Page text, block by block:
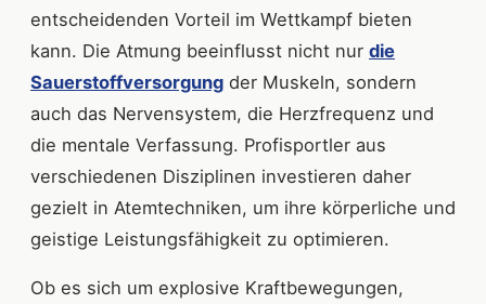
entscheidenden Vorteil im Wettkampf bieten
kann. Die Atmung beeinflusst nicht nur die
Sauerstoffversorgung der Muskeln, sondern
auch das Nervensystem, die Herzfrequenz und
die mentale Verfassung. Profisportler aus
verschiedenen Disziplinen investieren daher
gezielt in Atemtechniken, um ihre körperliche und
geistige Leistungsfähigkeit zu optimieren.
Ob es sich um explosive Kraftbewegungen,